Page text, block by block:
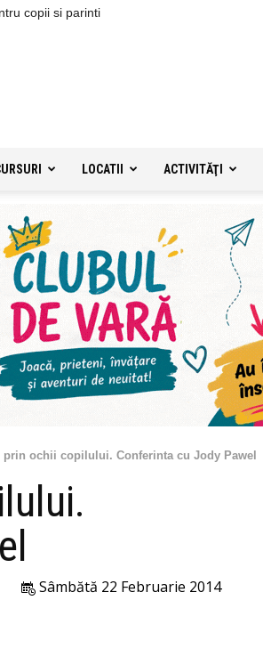
copii si parinti
LOCATII ACTIVITĂŢI
prin ochii copilului. Conferinta cu Jody Pawel
Sâmbătă 22 Februarie 2014